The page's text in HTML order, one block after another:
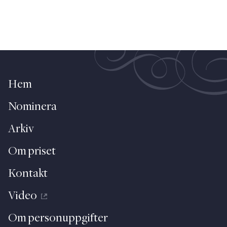
Hem
Nominera
Arkiv
Om priset
Kontakt
Video
Om personuppgifter